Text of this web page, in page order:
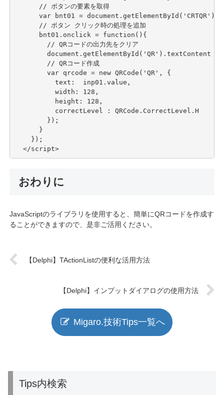
      // ボタンの要素を取得
      var bnt01 = document.getElementById('CRTQR');
      // ボタン クリック時の処理を追加
      bnt01.onclick = function(){
        // QRコードの出力先をクリア
document.getElementById('QR').textContent =
        // QRコード作成
        var qrcode = new QRCode('QR', {
          text:  inp01.value,
          width: 128,
          height: 128,
          correctLevel : QRCode.CorrectLevel.H
        });
      }
    });
  </script>
おわりに
JavaScriptのライブラリを使用すると、簡単にQRコードを作成す
ることができますので、是非ご活用ください。
【Delphi】TActionListの便利な活用方法
【Delphi】インプットダイアログの使用方法
Migaro.技術Tips一覧へ
Tips内検索